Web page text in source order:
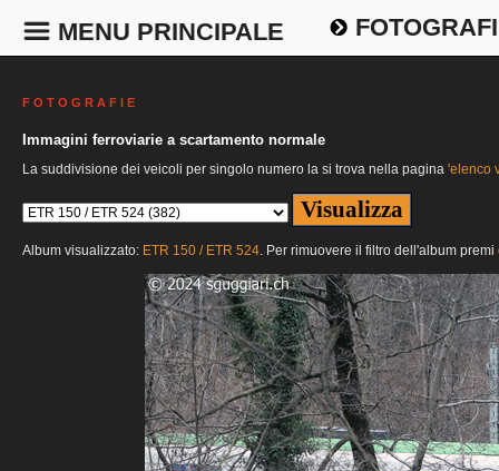
MENU PRINCIPALE
F O T O G R A F I E
Immagini ferroviarie a scartamento normale
La suddivisione dei veicoli per singolo numero la si trova nella pagina 'elenco
Album visualizzato: ETR 150 / ETR 524. Per rimuovere il filtro dell'album premi